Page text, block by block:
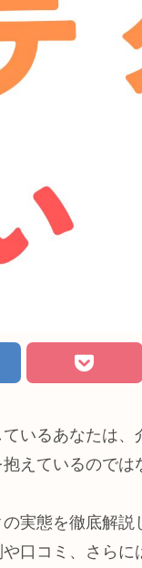
いるあなたは、
えているのでは
実態を徹底解
口コミ、さらに